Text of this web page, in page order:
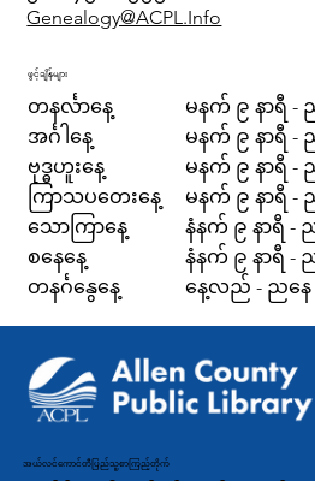
ဖွင့်ချိန်များ
တနင်္လာနေ့
အင်္ဂါနေ့
ဗုဒ္ဓဟူးနေ့
ကြာသပတေးနေ့
သောကြာနေ့
စနေနေ့
တနင်္ဂနွေနေ့
မနက် ၉ နာရီ -
မနက် ၉ နာရီ -
မနက် ၉ နာရီ -
မနက် ၉ နာရီ -
နံနက် ၉ နာရီ -
နံနက် ၉ နာရီ -
နေ့လည် - ညနေ
Genealogy@ACPL.Info
အယ်လင်ကောင်တီပြည်သူ့စာကြည့်တိုက်